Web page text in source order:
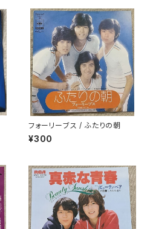
フォーリーブス / ふたりの朝
¥300